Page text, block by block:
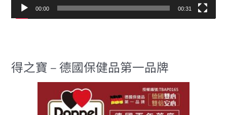
00:00 00:31
得之寶 – 德國保健品第一品牌